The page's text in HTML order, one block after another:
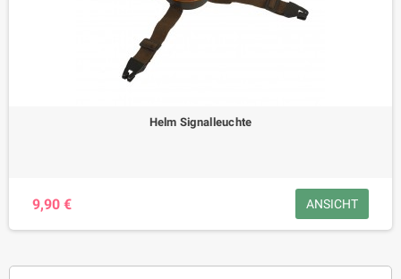
Helm Signalleuchte
9,90 € ANSICHT